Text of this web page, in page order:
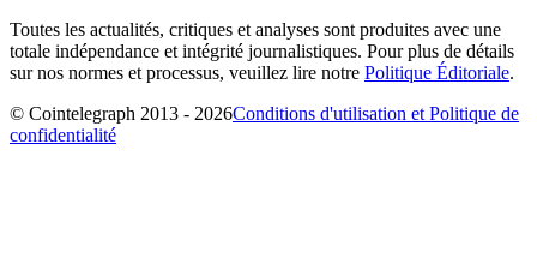
Toutes les actualités, critiques et analyses sont produites avec une
totale indépendance et intégrité journalistiques. Pour plus de détails
sur nos normes et processus, veuillez lire notre Politique Éditoriale.
© Cointelegraph 2013 - 2026Conditions d'utilisation et Politique de
confidentialité